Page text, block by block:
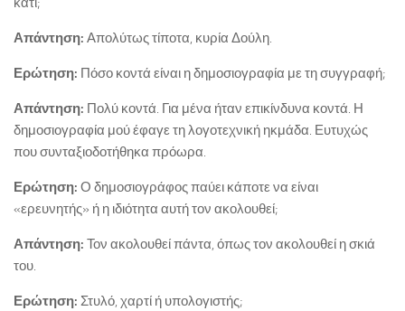
Απάντηση: Απολύτως τίποτα, κυρία Δούλη.
Ερώτηση: Πόσο κοντά είναι η δημοσιογραφία με τη συγγραφή;
Απάντηση: Πολύ κοντά. Για μένα ήταν επικίνδυνα κοντά. Η
δημοσιογραφία μού έφαγε τη λογοτεχνική ηκμάδα. Ευτυχώς
που συνταξιοδοτήθηκα πρόωρα.
Ερώτηση: Ο δημοσιογράφος παύει κάποτε να είναι
«ερευνητής» ή η ιδιότητα αυτή τον ακολουθεί;
Απάντηση: Τον ακολουθεί πάντα, όπως τον ακολουθεί η σκιά
του.
Ερώτηση: Στυλό, χαρτί ή υπολογιστής;